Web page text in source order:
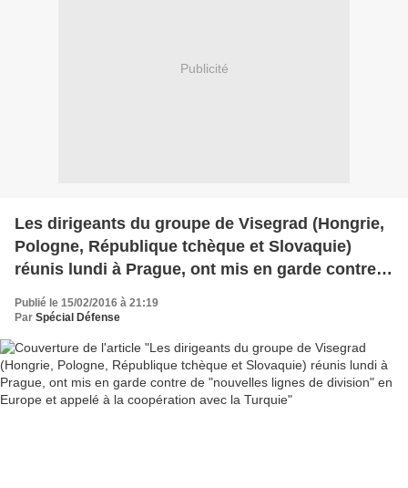
Publicité
Les dirigeants du groupe de Visegrad (Hongrie,
Pologne, République tchèque et Slovaquie)
réunis lundi à Prague, ont mis en garde contre
appelé à la coopération avec la Turquie
Publié le 15/02/2016 à 21:19
Par Spécial Défense